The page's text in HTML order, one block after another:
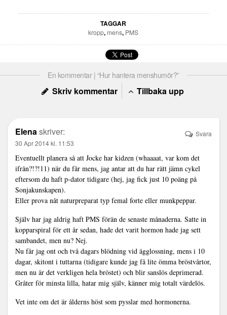
TAGGAR
kropp,mens, PMS
En kommentar | “Hur hantera menshumör?”
Skriv kommentar Tillbaka upp
Elenaskriver:
30 Apr 2014 kl. 11:53
Eventuellt planera så att Jocke har kidzen (whaaaat, var kom det
ifrån?!?!11) när du får mens, jag antar att du har rätt jämn cykel
eftersom du haft p-dator tidigare (hej, jag fick just 10 poäng på
Sonjakunskapen).
Eller prova nåt naturpreparat typ femal forte eller munkpeppar.
Själv har jag aldrig haft PMS förän de senaste månaderna. Satte in
kopparspiral för ett år sedan, hade det varit hormon hade jag sett
sambandet, men nu? Nej.
Nu får jag ont och två dagars blödning vid ägglossning, mens i 10
dagar, skitont i tuttarna (tidigare kunde jag få lite ömma bröstvårtor,
men nu är det verkligen hela bröstet) och blir sanslös deprimerad.
Gråter för minsta lilla, hatar mig själv, känner mig totalt värdelös.
Vet inte om det är ålderns höst som pysslar med hormonerna.
Svara